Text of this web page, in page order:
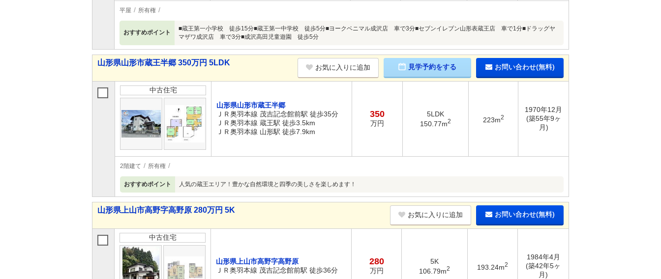
平屋 所有権
おすすめポイント
■蔵王第一小学校 徒歩15分■蔵王第一中学校 徒歩5分■ヨークベニマル成沢店 車で3分■セブンイレブン山形表蔵王店 車で1分■ドラッグヤ
マザワ成沢店 車で3分■成沢高田児童遊園 徒歩5分
山形県山形市蔵王半郷 350万円 5LDK
お気に入りに追加 見学予約をする お問い合わせ(無料)
中古住宅
山形県山形市蔵王半郷
ＪＲ奥羽本線 茂吉記念館前駅 徒歩35分
ＪＲ奥羽本線 蔵王駅 徒歩3.5km
ＪＲ奥羽本線 山形駅 徒歩7.9km
350
万円
5LDK
150.77m2 223m2
1970年12月
(築55年9ヶ
月)
2階建て 所有権
おすすめポイント 人気の蔵王エリア！豊かな自然環境と四季の美しさを楽しめます！
山形県上山市高野字高野原 280万円 5K
お気に入りに追加 お問い合わせ(無料)
中古住宅
山形県上山市高野字高野原
ＪＲ奥羽本線 茂吉記念館前駅 徒歩36分
280
万円
5K
106.79m2 193.24m2
1984年4月
(築42年5ヶ
月)